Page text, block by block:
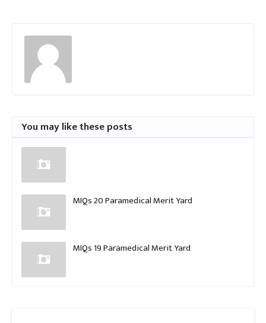
You may like these posts
MIQs 20 Paramedical Merit Yard
MIQs 19 Paramedical Merit Yard